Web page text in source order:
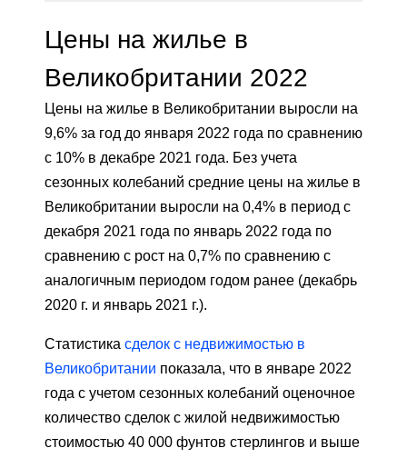
Цены на жилье в
Великобритании 2022
Цены на жилье в Великобритании выросли на
9,6% за год до января 2022 года по сравнению
с 10% в декабре 2021 года. Без учета
сезонных колебаний средние цены на жилье в
Великобритании выросли на 0,4% в период с
декабря 2021 года по январь 2022 года по
сравнению с рост на 0,7% по сравнению с
аналогичным периодом годом ранее (декабрь
2020 г. и январь 2021 г.).
Статистика сделок с недвижимостью в
Великобритании показала, что в январе 2022
года с учетом сезонных колебаний оценочное
количество сделок с жилой недвижимостью
стоимостью 40 000 фунтов стерлингов и выше